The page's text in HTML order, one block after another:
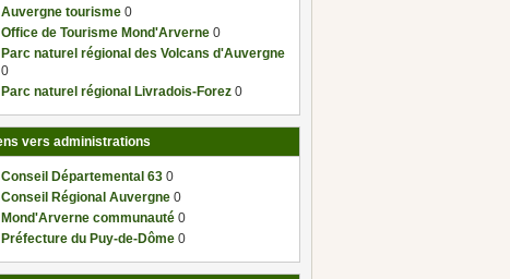
Auvergne tourisme 0
Office de Tourisme Mond'Arverne 0
Parc naturel régional des Volcans d'Auvergne
0
Parc naturel régional Livradois-Forez 0
vers administrations
Conseil Départemental 63 0
Conseil Régional Auvergne 0
Mond'Arverne communauté 0
Préfecture du Puy-de-Dôme 0